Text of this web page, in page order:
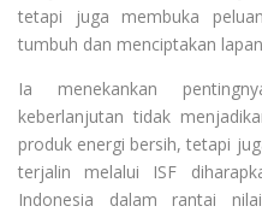
tetapi juga membuka
tumbuh dan menciptakan
Ia menekankan
keberlanjutan tidak
produk energi bersih, tetapi
terjalin melalui ISF
Indonesia dalam rantai